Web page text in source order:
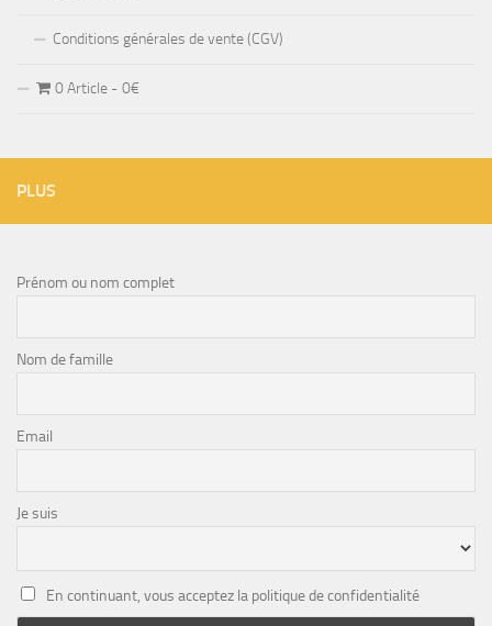
Conditions générales de vente (CGV)
0 Article 0€
PLUS
Prénom ou nom complet
Nom de famille
Email
Je suis
En continuant, vous acceptez la politique de confidentialité